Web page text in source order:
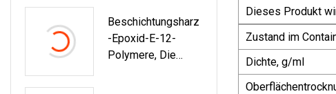
Rolle, Epoxid-
Prepreg
Beschichtungsharz
-Epoxid-E-12-
Polymere, Die
Dieses Produkt
Zustand im
Dichte, g/ml